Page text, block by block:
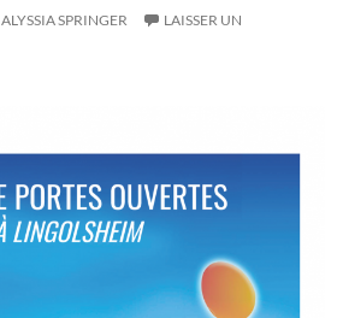
ALYSSIA SPRINGER
LAISSER UN